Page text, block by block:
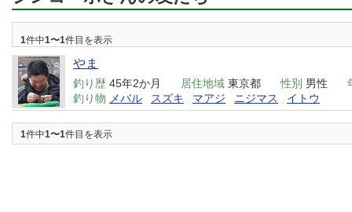
1件中1〜1件目を表示
やま
釣り歴 45年2か月 居住地域 東京都 性別 男性
釣り物 メバル スズキ マアジ ニジマス イトウ
1件中1〜1件目を表示